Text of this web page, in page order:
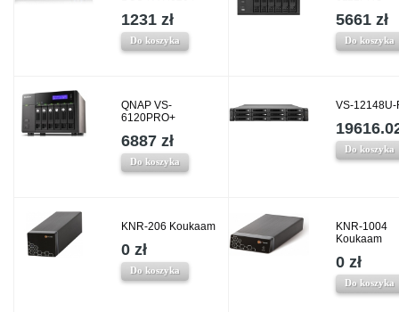
1231 zł
Do koszyka
5661 zł
Do koszyka
QNAP VS-
6120PRO+
6887 zł
Do koszyka
VS-12148U-
Do koszyka
KNR-206 Koukaam
0 zł
Do koszyka
KNR-1004
Koukaam
0 zł
Do koszyka